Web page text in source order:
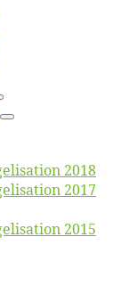
2018
2017
2015